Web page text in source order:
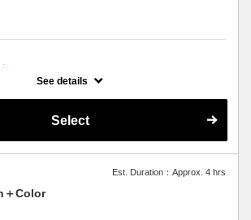
染め、白髪染め）の一ヶ月以内のリタッチメニュ
See details
Select
Est. Duration：Approx. 4 hrs
＋Color